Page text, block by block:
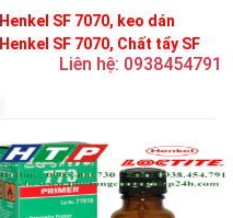
Henkel SF 7070, keo dán
Henkel SF 7070, Chất tẩy SF
Liên hệ: 0938454791